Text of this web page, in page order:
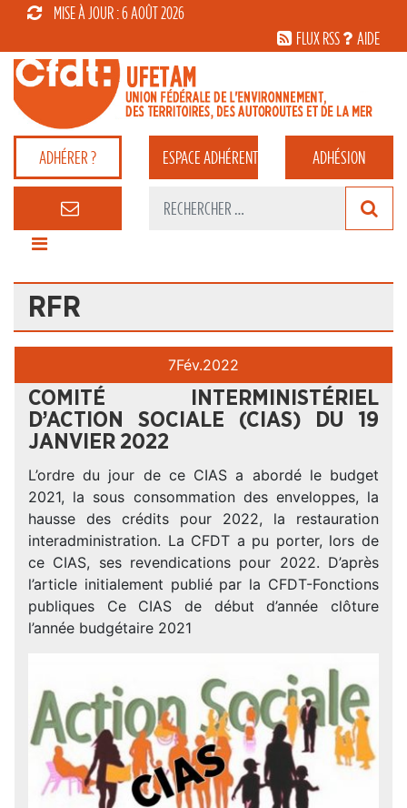
MISE À JOUR : 6 AOÛT 2026
FLUX RSS
AIDE
ADHÉRER ? ESPACEADHÉRENT ADHÉSION
RFR
7Fév.2022
COMITÉ INTERMINISTÉRIEL
D’ACTION SOCIALE (CIAS) DU 19
JANVIER 2022
L’ordre du jour de ce CIAS a abordé le budget
2021, la sous consommation des enveloppes, la
hausse des crédits pour 2022, la restauration
interadministration. La CFDT a pu porter, lors de
ce CIAS, ses revendications pour 2022. D’après
l’article initialement publié par la CFDT-Fonctions
publiques Ce CIAS de début d’année clôture
l’année budgétaire 2021